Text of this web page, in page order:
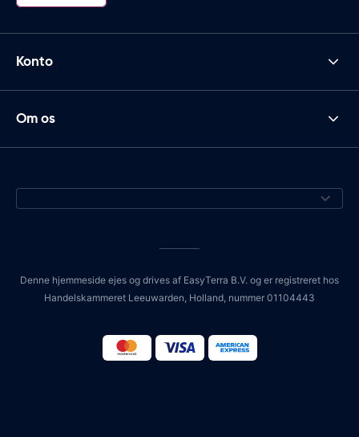
Konto
Om os
Denne hjemmeside ejes og drives af EasyTerra B.V. og er registreret hos
Handelskammeret Leeuwarden, Holland, nummer 01104443